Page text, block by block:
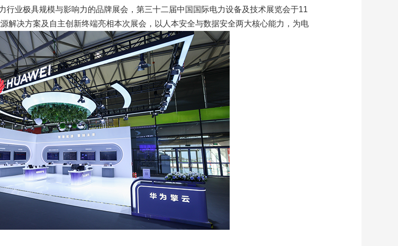
行业极具规模与影响力的品牌展会，第三十二届中国国际电力设备及技术展览会于11
解决方案及自主创新终端亮相本次展会，以人本安全与数据安全两大核心能力，为电